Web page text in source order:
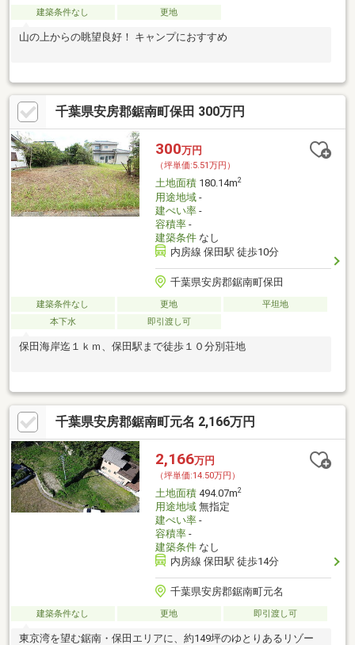
建築条件なし 更地
山の上からの眺望良好！ キャンプにおすすめ
千葉県安房郡鋸南町保田 300万円
300万円
（坪単価:5.51万円）
土地面積180.14m2
用途地域-
建ぺい率-
容積率-
建築条件なし
内房線 保田駅 徒歩10分
千葉県安房郡鋸南町保田
建築条件なし 更地
平坦地
本下水
即引渡し可
保田海岸迄１ｋｍ、保田駅まで徒歩１０分別荘地
千葉県安房郡鋸南町元名 2,166万円
2,166万円
（坪単価:14.50万円）
土地面積494.07m2
用途地域無指定
建ぺい率-
容積率-
建築条件なし
内房線 保田駅 徒歩14分
千葉県安房郡鋸南町元名
建築条件なし 更地 即引渡し可
東京湾を望む鋸南・保田エリアに、約149坪のゆとりあるリゾー